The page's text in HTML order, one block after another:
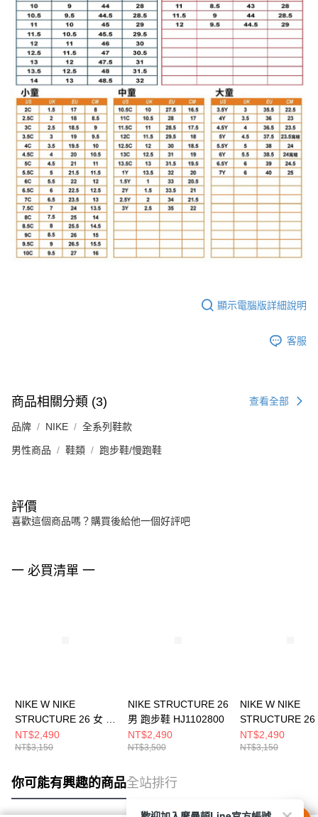
顯示電腦版詳細說明
客服
商品相關分類 (3) 查看全部
品牌 NIKE 全系列鞋款
男性商品 鞋類 跑步鞋/慢跑鞋
評價
喜歡這個商品嗎？購買後給他一個好評吧
一 必買清單 一
NIKE W NIKE
STRUCTURE 26 女 跑
步鞋 HJ1101003
NT$2,490
NT$3,150
NIKE STRUCTURE 26
男 跑步鞋 HJ1102800
NT$2,490
NT$3,500
NIKE W NIKE
STRUCTURE 26
步鞋 HJ1101102
NT$2,490
NT$3,150
你可能有興趣的商品全站排行